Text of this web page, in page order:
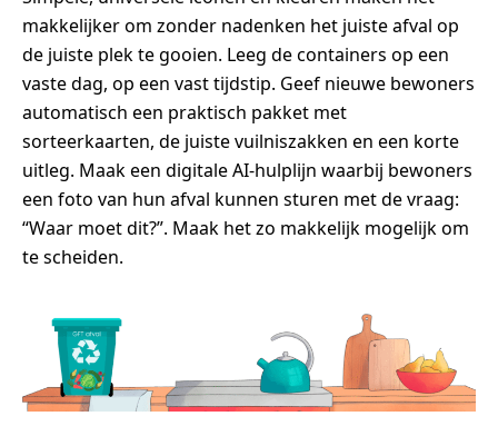
makkelijker om zonder nadenken het juiste afval op
de juiste plek te gooien. Leeg de containers op een
vaste dag, op een vast tijdstip. Geef nieuwe bewoners
automatisch een praktisch pakket met
sorteerkaarten, de juiste vuilniszakken en een korte
uitleg. Maak een digitale AI-hulplijn waarbij bewoners
een foto van hun afval kunnen sturen met de vraag:
“Waar moet dit?”. Maak het zo makkelijk mogelijk om
te scheiden.